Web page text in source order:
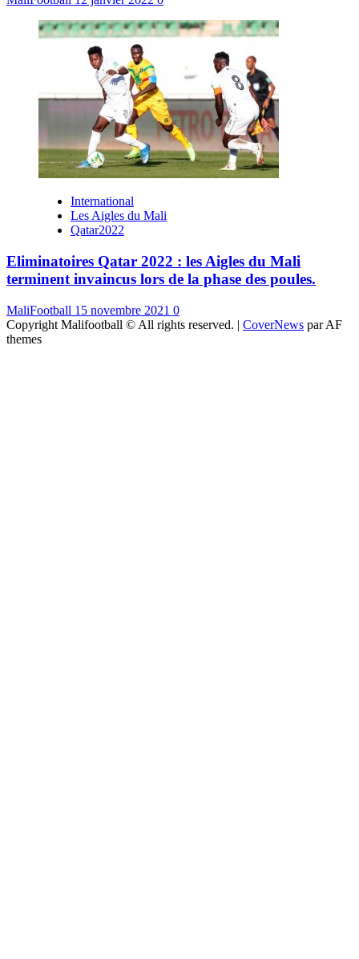
International
Les Aigles du Mali
Qatar2022
Eliminatoires Qatar 2022 : les Aigles du Mali
terminent invaincus lors de la phase des poules.
MaliFootball 15 novembre 2021 0
Copyright Malifootball © All rights reserved. | CoverNews par AF
themes